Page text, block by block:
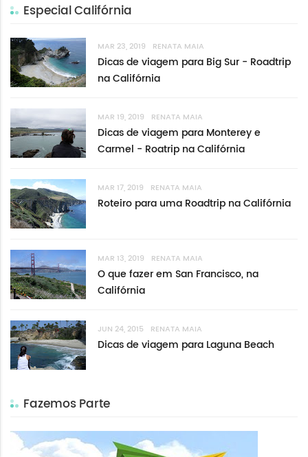
Especial Califórnia
MAR 23, 2019 RENATA MAIA
Dicas de viagem para Big Sur - Roadtrip
na Califórnia
MAR 19, 2019 RENATA MAIA
Dicas de viagem para Monterey e
Carmel - Roatrip na Califórnia
MAR 17, 2019 RENATA MAIA
Roteiro para uma Roadtrip na Califórnia
MAR 13, 2019 RENATA MAIA
O que fazer em San Francisco, na
Califórnia
JUN 24, 2015 RENATA MAIA
Dicas de viagem para Laguna Beach
Fazemos Parte